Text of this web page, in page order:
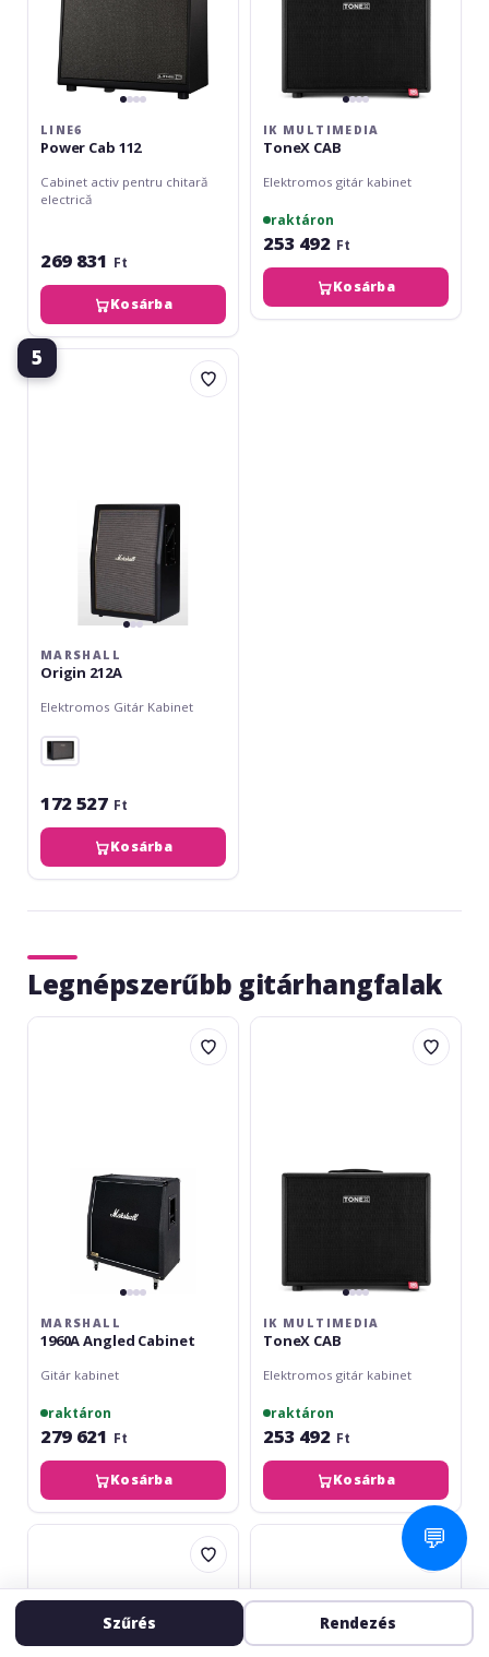
LINE6
Power Cab 112
Cabinet activ pentru chitară
electrică
269 831 Ft
Kosárba
IK MULTIMEDIA
ToneX CAB
Elektromos gitár kabinet
raktáron
253 492 Ft
Kosárba
5
Marshall
Origin
MARSHALL
Origin 212A
Elektromos Gitár Kabinet
172 527 Ft
Kosárba
Legnépszerűbb gitárhangfalak
Marshall
MARSHALL
1960A Angled Cabinet
Gitár kabinet
raktáron
279 621 Ft
Kosárba
IK
IK MULTIMEDIA
ToneX CAB
Elektromos gitár kabinet
raktáron
253 492 Ft
Kosárba
Line6
112
Harley
Unloaded
Szűrés Rendezés
💬